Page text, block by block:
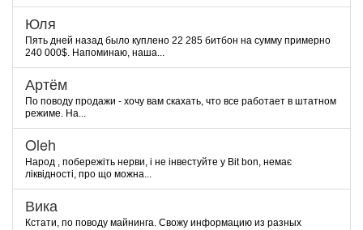
Юля
Пять дней назад было куплено 22 285 битбон на сумму примерно
240 000$. Напоминаю, наша...
Артём
По поводу продажи - хочу вам скахать, что все работает в штатном
режиме. На...
Oleh
Народ , побережіть нерви, і не інвестуйте у Bit bon, немає
ліквідності, про що можна...
Вика
Кстати, по поводу майнинга. Свожу информацию из разных